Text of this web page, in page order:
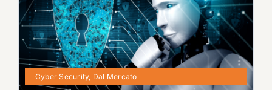
Cyber Security, Dal Mercato